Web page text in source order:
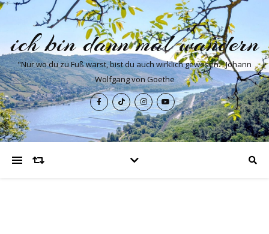
ich bin dann mal wandern
"Nur wo du zu Fuß warst, bist du auch wirklich gewesen." Johann
Wolfgang von Goethe